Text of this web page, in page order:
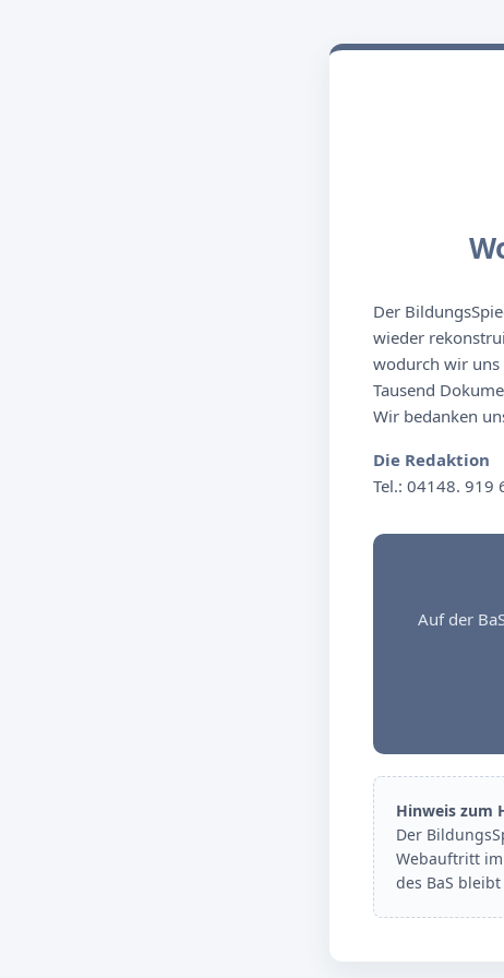
Der
wieder
wodurch wir uns
Tausend
Wir bedanken
Die Redaktion
Tel.: 04148. 919
Auf der
Hinweis zum
Der
Webauftritt
des BaS